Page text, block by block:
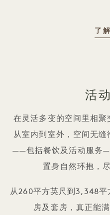
了
活
在灵活多变的空间里相聚
从室内到室外，空间无
——包括餐饮及活动服务
置身自然环抱，
从260平方英尺到3,348平
房及套房，真正能